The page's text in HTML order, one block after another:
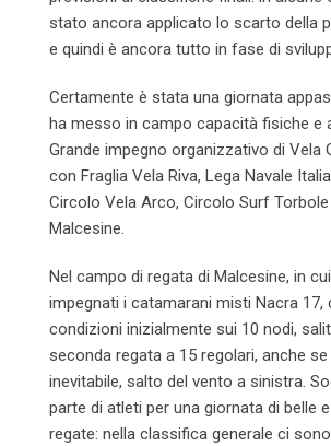
stato ancora applicato lo scarto della
e quindi è ancora tutto in fase di
Certamente è stata una giornata
ha messo in campo capacità fisiche e
Grande impegno organizzativo di Vela
con Fraglia Vela Riva, Lega Navale
Circolo Vela Arco, Circolo Surf Torbole
Malcesine.
Nel campo di regata di Malcesine, in
impegnati i catamarani misti Nacra
condizioni inizialmente sui 10 nodi,
seconda regata a 15 regolari, anche
inevitabile, salto del vento a sinistra.
parte di atleti per una giornata di belle
regate: nella classifica generale ci